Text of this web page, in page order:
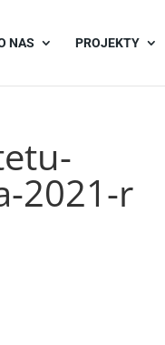
NAS PROJEKTY
2021-r